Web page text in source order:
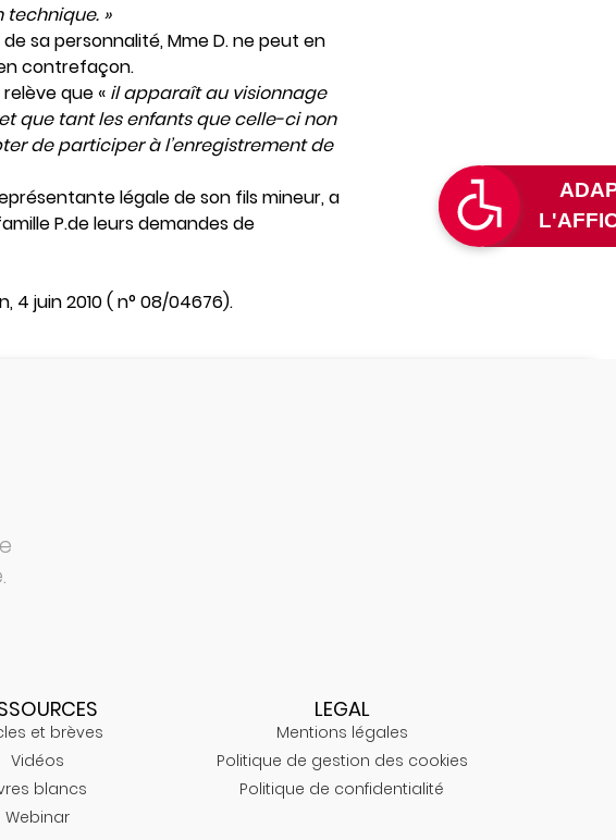
»
sa personnalité, Mme D. ne peut en
contrefaçon.
relève que « il apparaît au visionnage
que tant les enfants que celle-ci non
de participer à l’enregistrement de
légale de son fils mineur, a
P.de leurs demandes de
4 juin 2010 ( n° 08/04676).
et brèves
Vidéos
blancs
Webinar
LEGAL
Mentions légales
Politique de gestion des cookies
Politique de confidentialité